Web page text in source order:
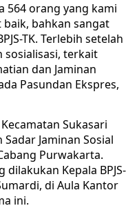
564 orang yang kami
bahkan sangat
TK. Terlebih setelah
sosialisasi, terkait
dan Jaminan
Pasundan Ekspres,
Sukasari
Jaminan Sosial
Purwakarta.
Kepala BPJS-
di Aula Kantor
ini.